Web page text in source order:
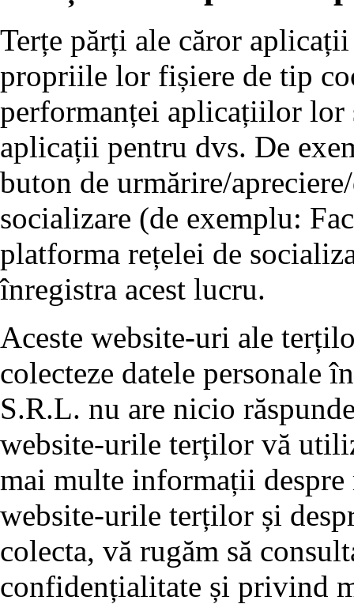
Terțe părți ale căror
propriile lor fișiere de tip
performanței aplicațiilor lor
aplicații pentru dvs. De
buton de urmărire/
socializare (de exemplu:
platforma rețelei de
înregistra acest lucru.
Aceste website-uri ale
colecteze datele
S.R.L. nu are nicio
website-urile terților vă
mai multe informații despre
website-urile terților și
colecta, vă rugăm să
confidențialitate și privind